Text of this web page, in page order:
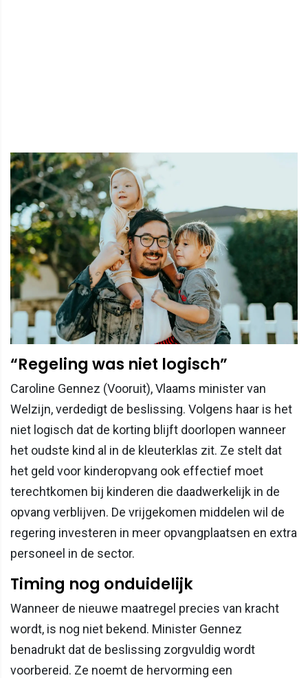
“Regeling was niet logisch”
Caroline Gennez (Vooruit), Vlaams minister van
Welzijn, verdedigt de beslissing. Volgens haar is het
niet logisch dat de korting blijft doorlopen wanneer
het oudste kind al in de kleuterklas zit. Ze stelt dat
het geld voor kinderopvang ook effectief moet
terechtkomen bij kinderen die daadwerkelijk in de
opvang verblijven. De vrijgekomen middelen wil de
regering investeren in meer opvangplaatsen en extra
personeel in de sector.
Timing nog onduidelijk
Wanneer de nieuwe maatregel precies van kracht
wordt, is nog niet bekend. Minister Gennez
benadrukt dat de beslissing zorgvuldig wordt
voorbereid. Ze noemt de hervorming een